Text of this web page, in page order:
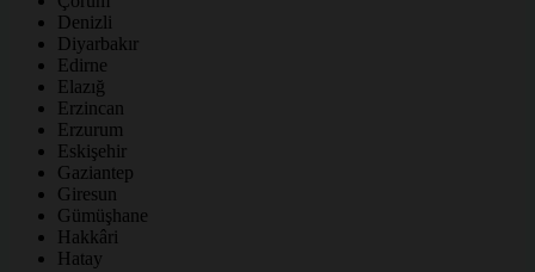
Denizli
Diyarbakır
Edirne
Elazığ
Erzincan
Erzurum
Eskişehir
Gaziantep
Giresun
Gümüşhane
Hakkâri
Hatay